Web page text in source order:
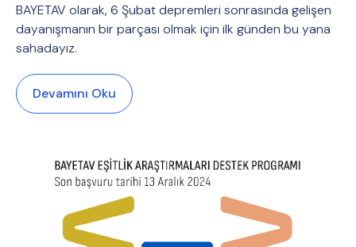
BAYETAV olarak, 6 Şubat depremleri sonrasında gelişen
dayanışmanın bir parçası olmak için ilk günden bu yana
sahadayız.
Devamını Oku